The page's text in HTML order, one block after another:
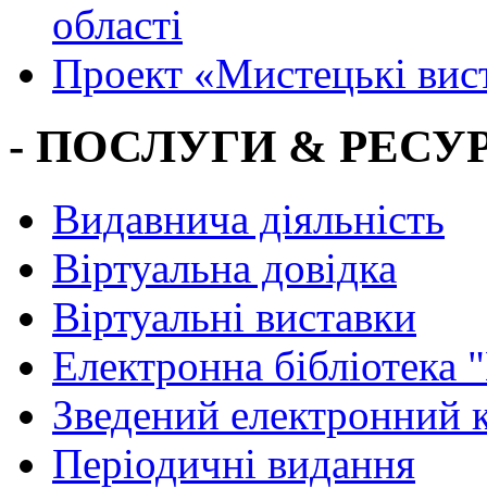
області
Проект «Мистецькі
- ПОСЛУГИ &
Видавнича діяльність
Віртуальна довідка
Віртуальні виставки
Електронна
Зведений електронний
Періодичні видання